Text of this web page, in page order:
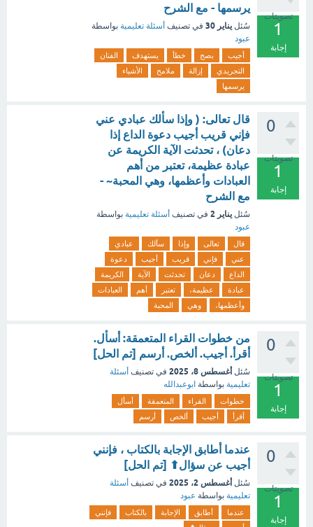
تصويتات
1
إجابة
يرسمها - مع الشرح
سُئل يناير 30 في تصنيف أسئلة تعليمية بواسطة
عبود
أجيب بصح خطأ يستهدف
الفنان
التجريدي
إزالة ملامح
الأشياء
يرسمها
0
تصويتات
1
إجابة
قال تعالى: ( وإذا سألك عبادي عني
فإني قريب أجيب دعوة الداع إذا
دعان) ، تحدثت الآية الكريمة عن
عبادة عظيمة، تعتبر من أهم
العبادات وأعظمها، وهي المحبة~ -
مع الشرح
سُئل يناير 2 في تصنيف أسئلة تعليمية بواسطة
عبود
قال تعالى وإذا سألك
عبادي
عني
فإني قريب أجيب
دعوة
الداع
دعان تحدثت الآية
الكريمة
عبادة
عظيمة، تعتبر أهم
العبادات
وأعظمها،
وهي المحبة
0
تصويتات
1
إجابة
من خطوات القراء المتعمقة: أسأل.
أقرأ. أجيب. ألخص. أرسم [تم الحل]
سُئل أغسطس 8، 2025 في تصنيف أسئلة
تعليمية بواسطة ابوعبدالله
خطوات القراء المتعمقة
أسأل
أقرأ
أجيب ألخص أرسم
0
تصويتات
1
إجابة
عندما أطابق الإجابة بالكتاب ، فإنني
أجيب عن سؤال⬆︎ [تم الحل]
سُئل أغسطس 2، 2025 في تصنيف أسئلة
تعليمية بواسطة عبود
عندما أطابق الإجابة بالكتاب
فإنني